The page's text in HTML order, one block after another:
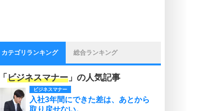
カテゴリランキング 総合ランキング
「 ビジネスマナー 」の人気記事
ビジネスマナー
入社3年間にできた差は、あとから
取り戻せない。